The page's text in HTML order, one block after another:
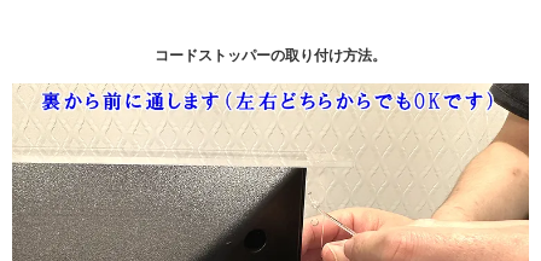
コードストッパーの取り付け方法。